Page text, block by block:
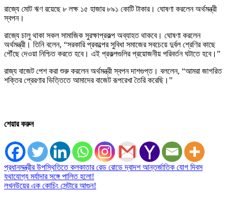
রাজ্যে মোট ঋণ রয়েছে ৮ লক্ষ ১৫ হাজার ৮৯১ কোটি টাকার। ঘোষণা করলেন অর্থমন্ত্রী
স্বপন।
রাজ্যে চালু থাকা সকল সামাজিক সুরক্ষাপ্রকল্প অব্যাহত থাকবে। ঘোষণা করলেন
অর্থমন্ত্রী। তিনি বলেন, “সরকারি প্রকল্পের সুবিধা সমাজের সবচেয়ে দুর্বল শ্রেণির কাছে
পৌঁছে দেওয়া নিশ্চিত করতে হবে। এই প্রকল্পগুলির প্রয়োজনীয় পরিবর্তন ঘটাতে হবে।”
রাজ্য বাজেট পেশ করা শুরু করলেন অর্থমন্ত্রী স্বপন দাশগুপ্ত। বললেন, “আমরা জাগরিত
শক্তির প্রেরণার ভিত্তিতে আমাদের বাজেট রূপরেখা তৈরি করেছি।”
শেয়ার করুন
Post
navigation
প্রধানমন্ত্রীর উপস্থিতিতে কলকাতার রেড রোডে দ্বাদশ আন্তর্জাতিক যোগ দিবস
যথাযোগ্য মর্যাদার সঙ্গে পালিত হলো!
লখনউয়ের এক কোচিং সেন্টারে আগুন!